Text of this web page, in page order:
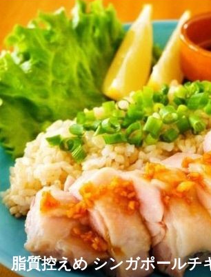
脂質控えめ シンガポールチ